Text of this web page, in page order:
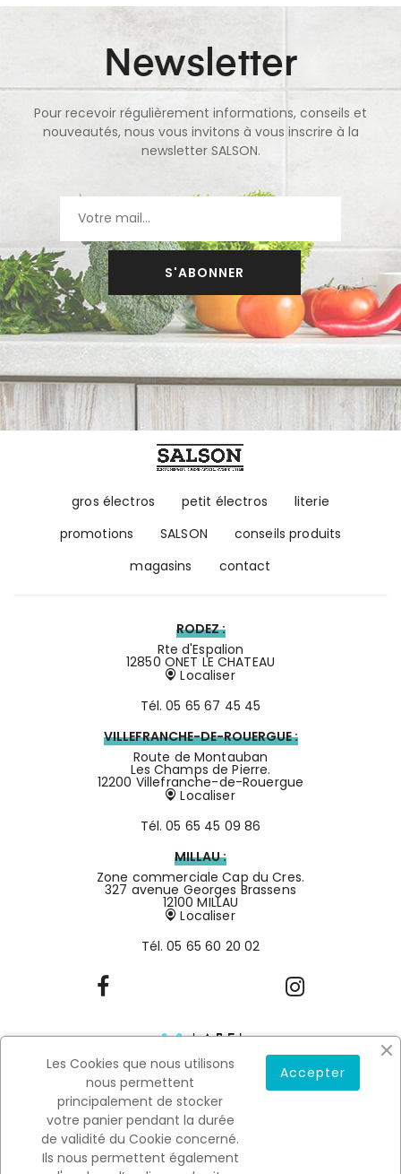
Newsletter
Pour recevoir régulièrement informations, conseils et
nouveautés, nous vous invitons à vous inscrire à la
newsletter SALSON.
S'ABONNER
gros électros petit électros
literie
promotions
SALSON
conseils produits
magasins
contact
RODEZ :
Rte d'Espalion
12850 ONET LE CHATEAU
Localiser
Tél.05 65 67 45 45
VILLEFRANCHE-DE-ROUERGUE :
Route de Montauban
Les Champs de Pierre.
12200 Villefranche-de-Rouergue
Localiser
Tél.05 65 45 09 86
MILLAU :
Zone commerciale Cap du Cres.
327 avenue Georges Brassens
12100 MILLAU
Localiser
Tél.05 65 60 20 02
Mentions légales
Conditions générales de vente
0
Les Cookies que nous utilisons
nous permettent
principalement de stocker
votre panier pendant la durée
de validité du Cookie concerné.
Ils nous permettent également
Accepter